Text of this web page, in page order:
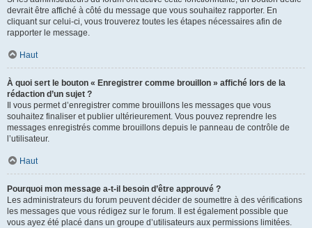
devrait être affiché à côté du message que vous souhaitez rapporter. En
cliquant sur celui-ci, vous trouverez toutes les étapes nécessaires afin de
rapporter le message.
Haut
À quoi sert le bouton « Enregistrer comme brouillon » affiché lors de la
rédaction d’un sujet ?
Il vous permet d’enregistrer comme brouillons les messages que vous
souhaitez finaliser et publier ultérieurement. Vous pouvez reprendre les
messages enregistrés comme brouillons depuis le panneau de contrôle de
l’utilisateur.
Haut
Pourquoi mon message a-t-il besoin d’être approuvé ?
Les administrateurs du forum peuvent décider de soumettre à des vérifications
les messages que vous rédigez sur le forum. Il est également possible que
vous ayez été placé dans un groupe d’utilisateurs aux permissions limitées.